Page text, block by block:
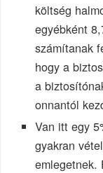
költség
egyébként
számítanak
hogy a
a
onnantól
Van itt egy
gyakran
emlegetnek.